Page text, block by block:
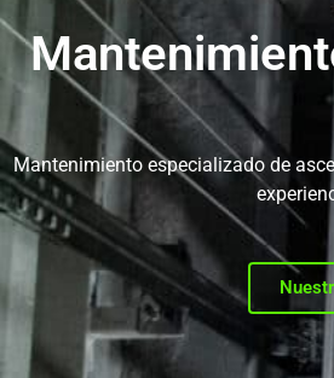
Mantenimiento especializado de